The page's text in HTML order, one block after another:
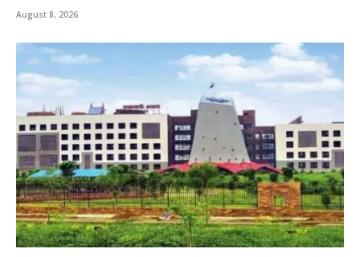
August 8, 2026